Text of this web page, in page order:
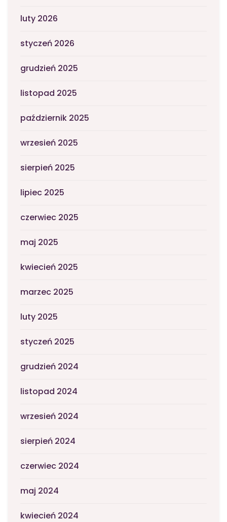
luty 2026
styczeń 2026
grudzień 2025
listopad 2025
październik 2025
wrzesień 2025
sierpień 2025
lipiec 2025
czerwiec 2025
maj 2025
kwiecień 2025
marzec 2025
luty 2025
styczeń 2025
grudzień 2024
listopad 2024
wrzesień 2024
sierpień 2024
czerwiec 2024
maj 2024
kwiecień 2024